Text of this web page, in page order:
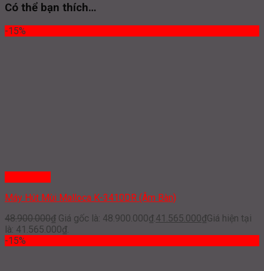
Có thể bạn thích…
-15%
Máy Hút Mùi Malloca K-3410DR (Âm Bàn)
48.900.000₫ Giá gốc là: 48.900.000₫. 41.565.000₫Giá hiện tại
là: 41.565.000₫.
-15%